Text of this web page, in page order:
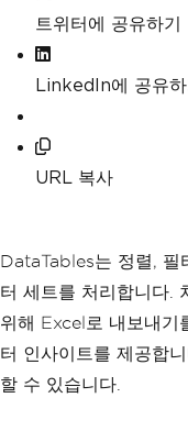
트위터에 공유하기
LinkedIn에 공유하
URL 복사
DataTables는 정렬, 필
터 세트를 처리합니다.
위해 Excel로 내보내기
터 인사이트를 제공합
할 수 있습니다.